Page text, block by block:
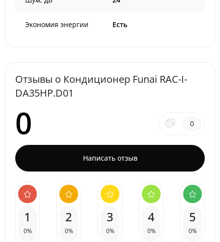
Экономия энергии Есть
Отзывы о Кондиционер Funai RAC-I-
DA35HP.D01
0 0
Написать отзыв
1
0%
2
0%
3
0%
4
0%
5
0%